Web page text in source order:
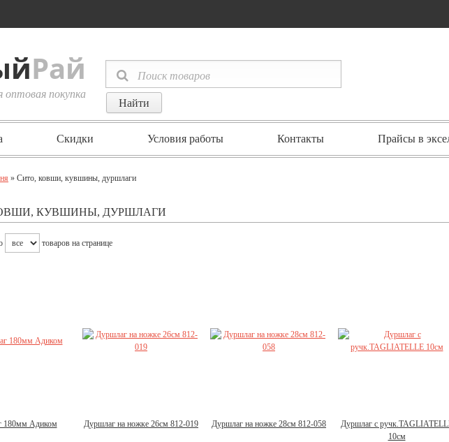
Рай
оптовая покупка
Скидки Условия работы Контакты Прайсы в
» Сито, ковши, кувшины, дуршлаги
КУВШИНЫ, ДУРШЛАГИ
товаров на странице
180мм Адиком Дуршлаг на ножке 26см 812-019 Дуршлаг на ножке 28см 812-058
Дуршлаг с
10см